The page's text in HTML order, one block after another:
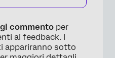
commento per
al feedback. I
appariranno sotto